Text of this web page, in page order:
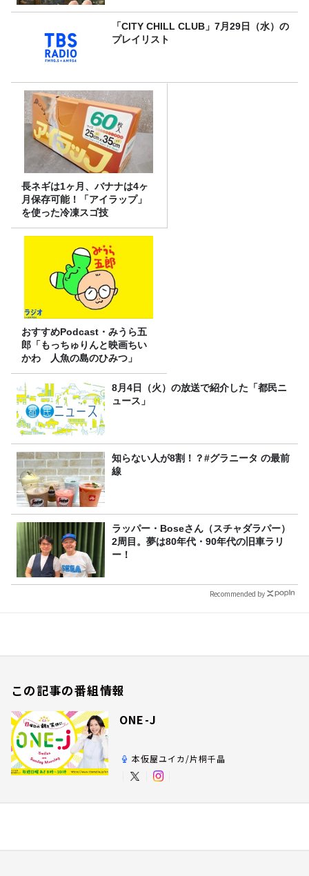
「CITY CHILL CLUB」7月29日（水）の
プレイリスト
長ネギは1ヶ月、バナナは4ヶ
月保存可能！「アイラップ」
を使った冷凍スゴ技
おすすめPodcast・みうら五
郎「もっちゅりんと映画ちい
かわ 人魚の島のひみつ」
8月4日（火）の放送で紹介した「都民ニ
ュース」
知らない人が8割！？#グラニータ の最前
線
ラッパー・Boseさん（スチャダラパー）
2周目。夢は80年代・90年代の旧車ラリ
ー！
Recommended by
この記事の番組情報
ONE-J
本仮屋ユイカ/片桐千晶